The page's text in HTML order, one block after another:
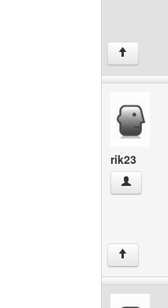
↑
rik23
rik23
↑